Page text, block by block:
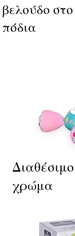
βελούδο
πόδια
χρώμα